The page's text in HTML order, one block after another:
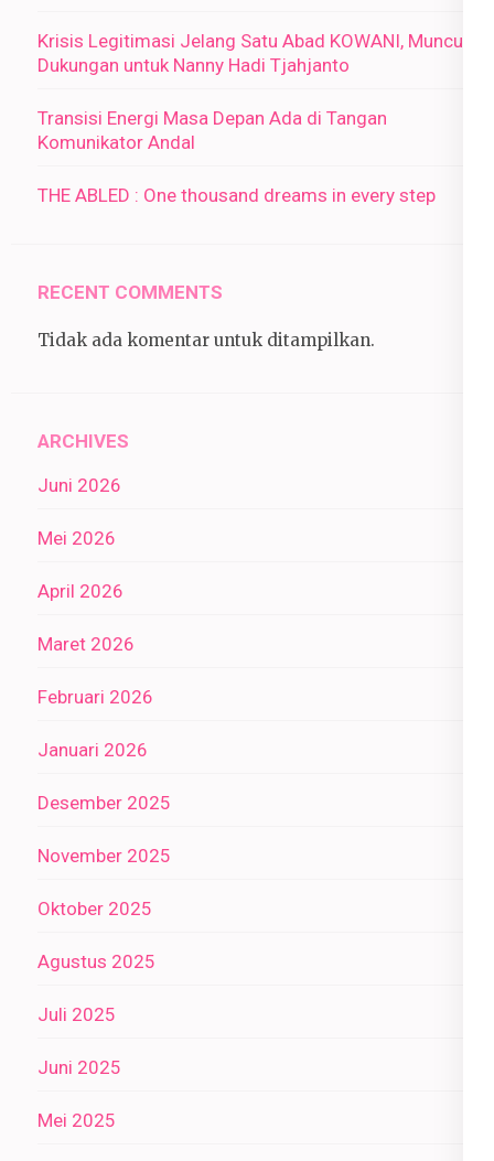
Krisis Legitimasi Jelang Satu Abad KOWANI, Muncul
Dukungan untuk Nanny Hadi Tjahjanto
Transisi Energi Masa Depan Ada di Tangan
Komunikator Andal
THE ABLED : One thousand dreams in every step
RECENT COMMENTS
Tidak ada komentar untuk ditampilkan.
ARCHIVES
Juni 2026
Mei 2026
April 2026
Maret 2026
Februari 2026
Januari 2026
Desember 2025
November 2025
Oktober 2025
Agustus 2025
Juli 2025
Juni 2025
Mei 2025